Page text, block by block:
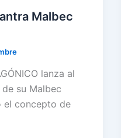
Malbec
lanza al
su Malbec
el concepto de